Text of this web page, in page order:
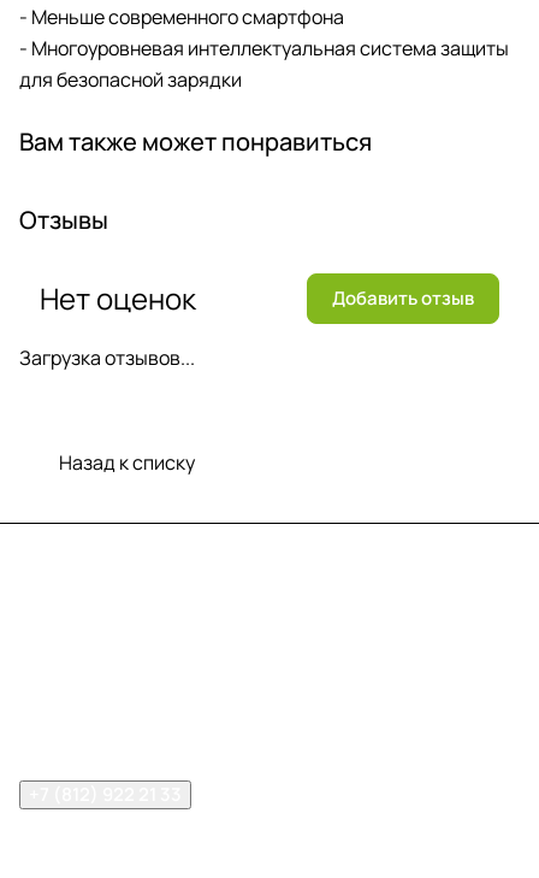
- Меньше современного смартфона
- Многоуровневая интеллектуальная система защиты
для безопасной зарядки
Вам также может понравиться
Отзывы
Загрузка отзывов...
Нет оценок Добавить отзыв
Назад к списку